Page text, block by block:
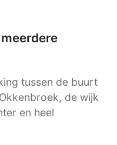
tussen de buurt
de wijk
en heel